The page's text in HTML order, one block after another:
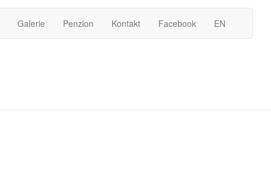
Galerie Penzion Kontakt Facebook EN